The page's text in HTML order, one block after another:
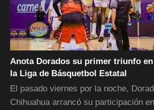
Anota Dorados su primer triunfo
la Liga de Básquetbol Estatal
El pasado viernes por la noche,
Chihuahua arrancó su participación